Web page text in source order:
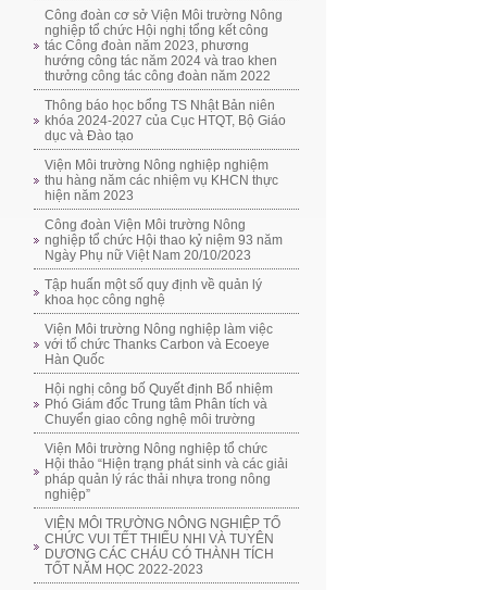
Công đoàn cơ sở Viện Môi trường Nông
nghiệp tổ chức Hội nghị tổng kết công
tác Công đoàn năm 2023, phương
hướng công tác năm 2024 và trao khen
thưởng công tác công đoàn năm 2022
Thông báo học bổng TS Nhật Bản niên
khóa 2024-2027 của Cục HTQT, Bộ Giáo
dục và Đào tạo
Viện Môi trường Nông nghiệp nghiệm
thu hàng năm các nhiệm vụ KHCN thực
hiện năm 2023
Công đoàn Viện Môi trường Nông
nghiệp tổ chức Hội thao kỷ niệm 93 năm
Ngày Phụ nữ Việt Nam 20/10/2023
Tập huấn một số quy định về quản lý
khoa học công nghệ
Viện Môi trường Nông nghiệp làm việc
với tổ chức Thanks Carbon và Ecoeye
Hàn Quốc
Hội nghị công bố Quyết định Bổ nhiệm
Phó Giám đốc Trung tâm Phân tích và
Chuyển giao công nghệ môi trường
Viện Môi trường Nông nghiệp tổ chức
Hội thảo “Hiện trạng phát sinh và các giải
pháp quản lý rác thải nhựa trong nông
nghiệp”
VIỆN MÔI TRƯỜNG NÔNG NGHIỆP TỔ
CHỨC VUI TẾT THIẾU NHI VÀ TUYÊN
DƯƠNG CÁC CHÁU CÓ THÀNH TÍCH
TỐT NĂM HỌC 2022-2023